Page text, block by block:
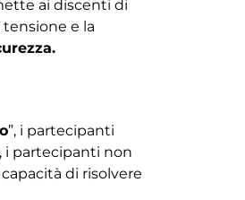
ai discenti di
e la
”, i partecipanti
i partecipanti non
di risolvere